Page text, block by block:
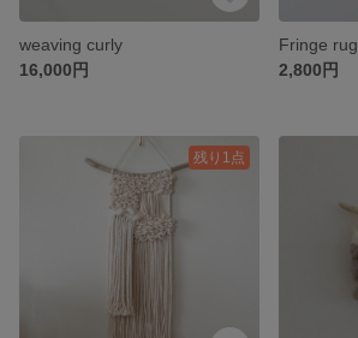
weaving curly
16,000円
Fringe rug
2,800円
残り1点